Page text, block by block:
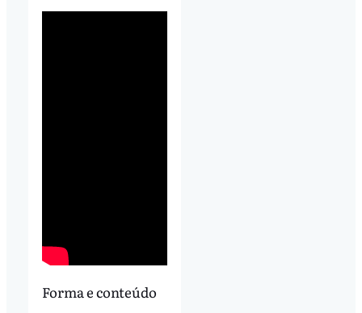
Forma e conteúdo